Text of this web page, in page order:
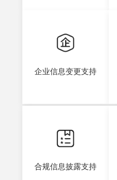
企业信息变更支持
合规信息披露支持